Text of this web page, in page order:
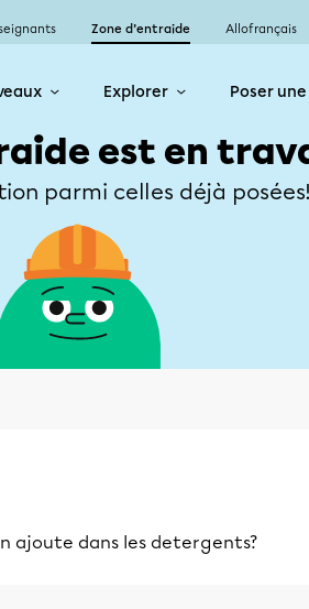
Zone d’entraide Allofrançais
Explorer Poser
est en
parmi celles déjà
ajoute dans les detergents?